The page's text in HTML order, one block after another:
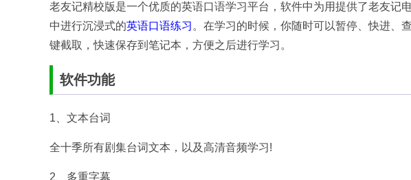
老友记精校版是一个优质的英语口语学习平台，软件中为用提供了老友记
中进行沉浸式的英语口语练习 。在学习的时候，你随时可以暂停、快进、
键截取，快速保存到笔记本，方便之后进行学习。
软件功能
1、文本台词
全十季所有剧集台词文本，以及高清音频学习!
2、多重字幕